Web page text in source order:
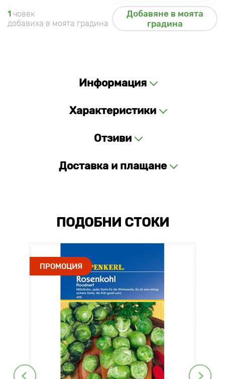
1 човек
добавиха в моята градина
Добавяне в моята
градина
Информация
Характеристики
Отзиви
Доставка и плащане
ПОДОБНИ СТОКИ
ПРОМОЦИЯ